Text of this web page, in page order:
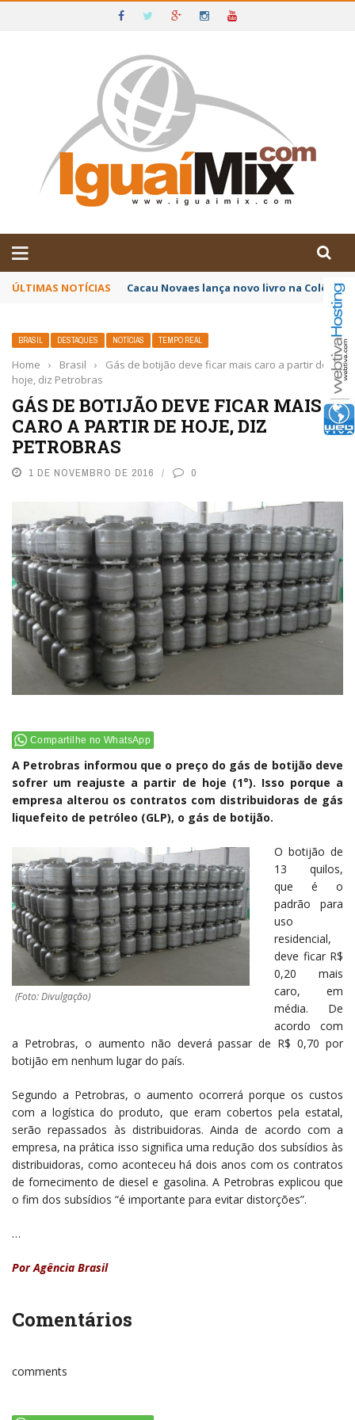
IGUAÍ E SUDOESTE DA BAHIA
ÚLTIMAS NOTÍCIAS Poetas baianos representam o Brasil no
BRASIL DESTAQUES NOTÍCIAS TEMPO REAL
Home › Brasil ›
Gás de botijão deve ficar mais caro a partir de
hoje, diz Petrobras
GÁS DE BOTIJÃO DEVE FICAR MAIS
CARO A PARTIR DE HOJE, DIZ
PETROBRAS
1 DE NOVEMBRO DE 2016 0
Compartilhe no WhatsApp
A Petrobras informou que o preço do gás de botijão deve
sofrer um reajuste a partir de hoje (1°). Isso porque a
empresa alterou os contratos com distribuidoras de gás
liquefeito de petróleo (GLP), o gás de botijão.
(Foto: Divulgação)
O botijão de
13 quilos,
que é o
padrão para
uso
residencial,
deve ficar R$
0,20 mais
caro, em
média. De
acordo com
a Petrobras, o aumento não deverá passar de R$ 0,70 por
botijão em nenhum lugar do país.
Segundo a Petrobras, o aumento ocorrerá porque os custos
com a logística do produto, que eram cobertos pela estatal,
serão repassados às distribuidoras. Ainda de acordo com a
empresa, na prática isso significa uma redução dos subsídios às
distribuidoras, como aconteceu há dois anos com os contratos
de fornecimento de diesel e gasolina. A Petrobras explicou que
o fim dos subsídios “é importante para evitar distorções”.
…
Por Agência Brasil
Comentários
comments